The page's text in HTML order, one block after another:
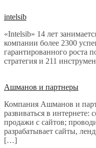
intelsib
«Intelsib» 14 лет
компании более 2300
гарантированного роста
стратегия и 211
Ашманов и партнеры
Компания Ашманов и
развиваться в интернете:
продажи с сайтов;
разрабатывает сайты,
[…]